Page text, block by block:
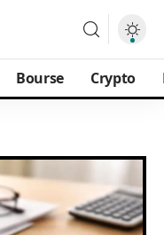
Bourse Crypto